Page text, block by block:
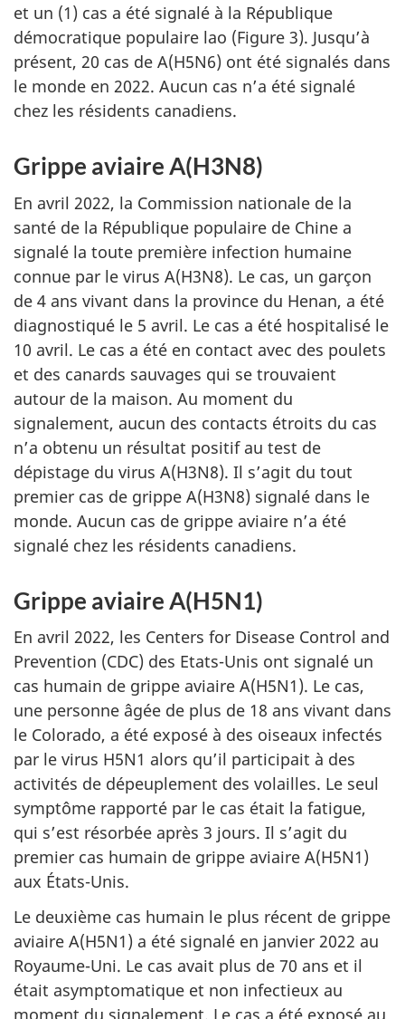
et un (1) cas a été signalé à la République
démocratique populaire lao (Figure 3). Jusqu’à
présent, 20 cas de A(H5N6) ont été signalés dans
le monde en 2022. Aucun cas n’a été signalé
chez les résidents canadiens.
Grippe aviaire A(H3N8)
En avril 2022, la Commission nationale de la
santé de la République populaire de Chine a
signalé la toute première infection humaine
connue par le virus A(H3N8). Le cas, un garçon
de 4 ans vivant dans la province du Henan, a été
diagnostiqué le 5 avril. Le cas a été hospitalisé le
10 avril. Le cas a été en contact avec des poulets
et des canards sauvages qui se trouvaient
autour de la maison. Au moment du
signalement, aucun des contacts étroits du cas
n’a obtenu un résultat positif au test de
dépistage du virus A(H3N8). Il s’agit du tout
premier cas de grippe A(H3N8) signalé dans le
monde. Aucun cas de grippe aviaire n’a été
signalé chez les résidents canadiens.
Grippe aviaire A(H5N1)
En avril 2022, les Centers for Disease Control and
Prevention (CDC) des Etats-Unis ont signalé un
cas humain de grippe aviaire A(H5N1). Le cas,
une personne âgée de plus de 18 ans vivant dans
le Colorado, a été exposé à des oiseaux infectés
par le virus H5N1 alors qu’il participait à des
activités de dépeuplement des volailles. Le seul
symptôme rapporté par le cas était la fatigue,
qui s’est résorbée après 3 jours. Il s’agit du
premier cas humain de grippe aviaire A(H5N1)
aux États-Unis.
Le deuxième cas humain le plus récent de grippe
aviaire A(H5N1) a été signalé en janvier 2022 au
Royaume-Uni. Le cas avait plus de 70 ans et il
était asymptomatique et non infectieux au
moment du signalement. Le cas a été exposé au